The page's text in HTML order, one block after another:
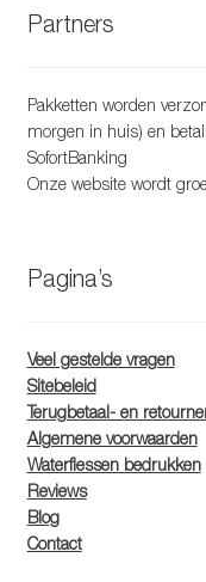
Partners
Pakketten worden
morgen in huis) en
SofortBanking
Onze website wordt
Pagina’s
Veel gestelde vragen
Sitebeleid
Terugbetaal- en
Algemene voorwaarden
Waterflessen bedrukken
Reviews
Blog
Contact